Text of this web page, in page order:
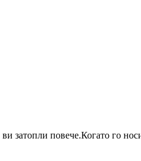
затопли повече.Когато го